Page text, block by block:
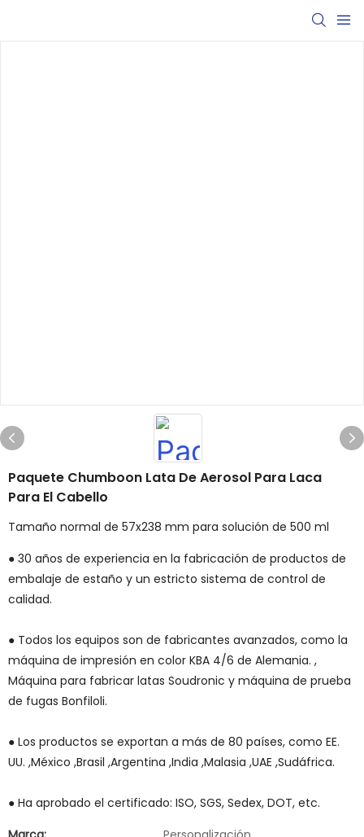
Paquete Chumboon Lata De Aerosol Para Laca
Para El Cabello
Tamaño normal de 57x238 mm para solución de 500 ml
● 30 años de experiencia en la fabricación de productos de
embalaje de estaño y un estricto sistema de control de
calidad.
● Todos los equipos son de fabricantes avanzados, como la
máquina de impresión en color KBA 4/6 de Alemania. ,
Máquina para fabricar latas Soudronic y máquina de prueba
de fugas Bonfiloli.
● Los productos se exportan a más de 80 países, como EE.
UU. ,México ,Brasil ,Argentina ,India ,Malasia ,UAE ,Sudáfrica.
● Ha aprobado el certificado: ISO, SGS, Sedex, DOT, etc.